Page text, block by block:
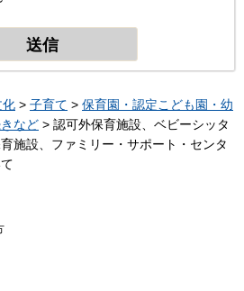
化 > 子育て > 保育園・認定こども園・幼
など > 認可外保育施設、ベビーシッタ
施設、ファミリー・サポート・センタ